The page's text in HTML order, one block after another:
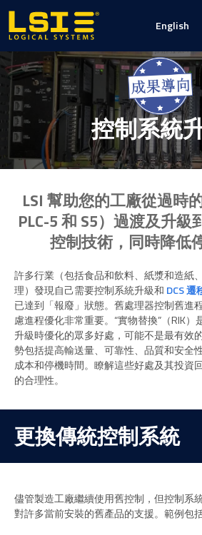
控制系統
LSI 幫助您的工廠從過時
PLC-5 和 S5）過渡及升級
控制技術，同時降低
許多行業（包括食品和飲料、紙漿和造紙
理）發現自己需要控制系統升級和 DCS 遷
已達到「報廢」狀態。舊處理器控制舊進
慮進程優化非常重要。“實物替換”（RIK
升級時優化的眾多好處，可能不是最有效
勢包括提高輸送量、可靠性、品質和安全
成本和停機時間。瞭解這些好處及其投資
的合理性。
更換傳統控制系統
儘管製造工廠繼續使用舊控制，但控制系
對許多當前安裝的舊產品的支援。範例包
Logical
Systems,
Inc
English